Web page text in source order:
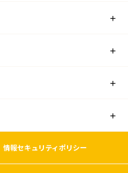
情報セキュリティポリシー